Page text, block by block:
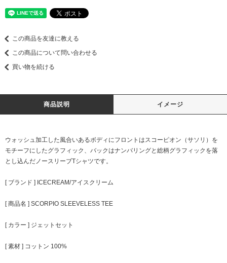
この商品を友達に教える
この商品について問い合わせる
買い物を続ける
商品説明 イメージ
ウォッシュ加工した風合いあるボディにフロントはスコーピオン（サソリ）を
モチーフにしたグラフィック、バックはナンバリングと総柄グラフィックを落
とし込んだノースリーブTシャツです。
[ ブランド ] ICECREAM/アイスクリーム
[ 商品名 ] SCORPIO SLEEVELESS TEE
[ カラー ] ジェットセット
[ 素材 ] コットン 100%